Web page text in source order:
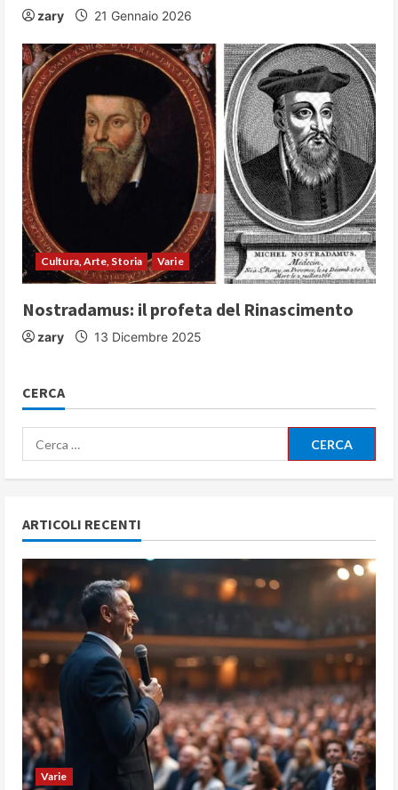
zary 21 Gennaio 2026
Cultura, Arte, Storia Varie
Nostradamus: il profeta del Rinascimento
zary 13 Dicembre 2025
CERCA
Ricerca
per:
ARTICOLI RECENTI
Varie